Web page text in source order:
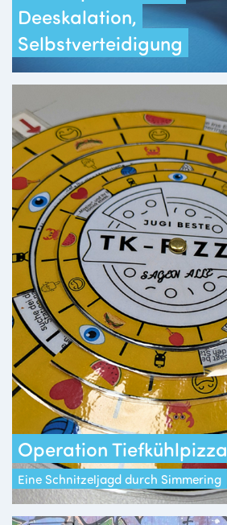
Deeskalation,
Selbstverteidigung
Operation Tiefkühlpizza
Eine Schnitzeljagd durch Simmering